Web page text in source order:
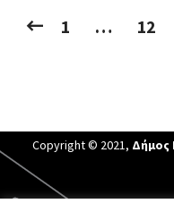
1 … 12
Copyright © 2021, Δήμος